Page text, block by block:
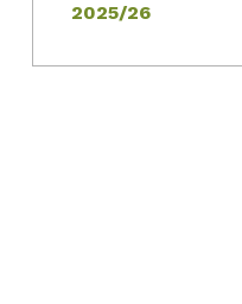
2025/26